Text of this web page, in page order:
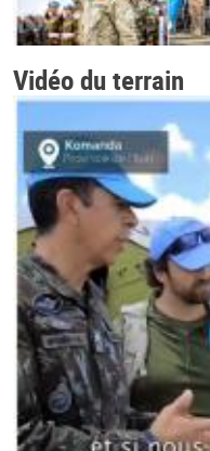
Vidéo du terrain